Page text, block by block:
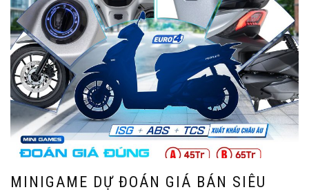
MINIGAME DỰ ĐOÁN GIÁ BÁN SIÊU